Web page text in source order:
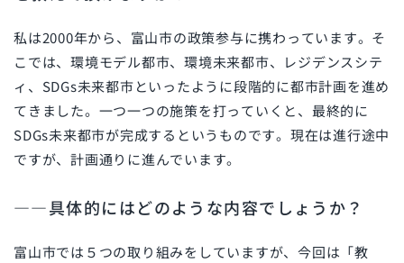
私は2000年から、富山市の政策参与に携わっています。そ
こでは、環境モデル都市、環境未来都市、レジデンスシテ
ィ、 SDGs未来都市といったように段階的に都市計画を進め
てきました。一つ一つの施策を打っていくと、最終的に
SDGs未来都市が完成するというものです。現在は進行途中
ですが、計画通りに進んでいます。
――具体的にはどのような内容でしょうか？
富山市では５つの取り組みをしていますが、今回は「教